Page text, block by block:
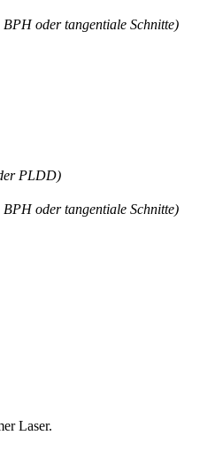
oder tangentiale Schnitte)
PLDD)
oder tangentiale Schnitte)
Laser.